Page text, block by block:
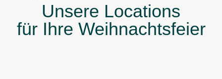
Unsere Locations
für Ihre Weihnachtsfeier